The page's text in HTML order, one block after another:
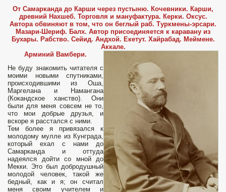
От Самарканда до Карши через пустыню. Кочевники. Карши,
древний Нахшеб. Торговля и мануфактура. Керки. Оксус.
Автора обвиняют в том, что он беглый раб. Туркмены-эрсари.
Мазари-Шериф. Балх. Автор присоединяется к каравану из
Бухары. Рабство. Сейид. Андхой. Екетут. Хайрабад. Меймене.
Аккале.
Арминий Вамбери.
Не буду знакомить читателя с
моими новыми спутниками,
происходившими из Оша,
Маргелана и Намангана
(Кокандское ханство). Они
были для меня совсем не то,
что мои добрые друзья, и
вскоре я расстался с ними.
Тем более я привязался к
молодому мулле из Кунграда,
который ехал с нами до
Самарканда и оттуда
надеялся дойти со мной до
Мекки. Это был добродушный
молодой человек, такой же
бедный, как и я; он считал
меня своим учителем и